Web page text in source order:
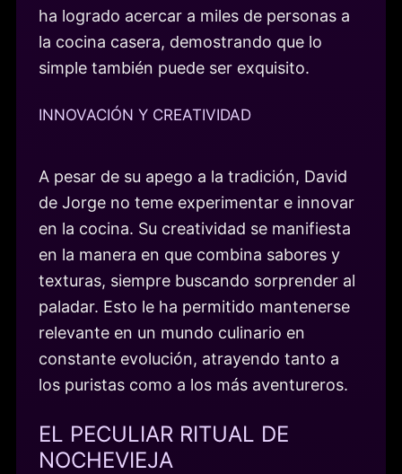
ha logrado acercar a miles de personas a
la cocina casera, demostrando que lo
simple también puede ser exquisito.
INNOVACIÓN Y CREATIVIDAD
A pesar de su apego a la tradición, David
de Jorge no teme experimentar e innovar
en la cocina. Su creatividad se manifiesta
en la manera en que combina sabores y
texturas, siempre buscando sorprender al
paladar. Esto le ha permitido mantenerse
relevante en un mundo culinario en
constante evolución, atrayendo tanto a
los puristas como a los más aventureros.
EL PECULIAR RITUAL DE
NOCHEVIEJA